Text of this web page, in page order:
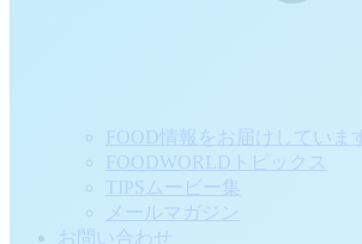
FOOD情報をお届けしています
FOODWORLDトピックス
TIPSムービー集
メールマガジン
お問い合わせ